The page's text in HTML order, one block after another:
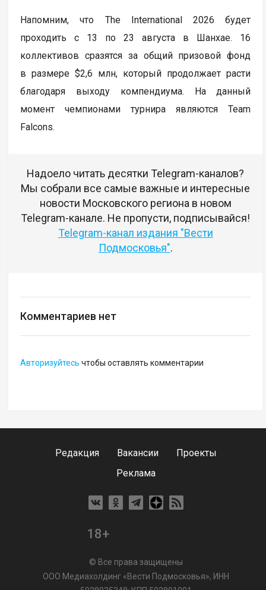
Напомним, что The International 2026 будет
проходить с 13 по 23 августа в Шанхае. 16
коллективов сразятся за общий призовой фонд
в размере $2,6 млн, который продолжает расти
благодаря выходу компендиума. На данный
момент чемпионами турнира являются Team
Falcons.
Надоело читать десятки Telegram-каналов?
Мы собрали все самые важные и интересные
новости Московского региона в новом
Telegram-канале. Не пропусти, подписывайся!
Telegram-канал издания "Вести
Подмосковья".
Комментариев нет
Авторизуйтесь чтобы оставлять комментарии
Редакция Вакансии
Проекты
Реклама
18+
© Все права защищены
ООО Медиахолдинг «Вести Подмосковья», ИНН